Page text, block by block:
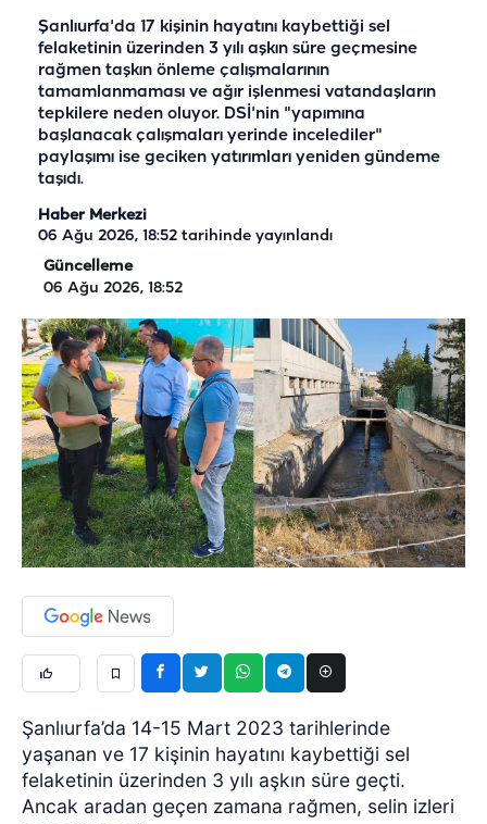
Şanlıurfa'da 17 kişinin hayatını kaybettiği sel
felaketinin üzerinden 3 yılı aşkın süre geçmesine
rağmen taşkın önleme çalışmalarının
tamamlanmaması ve ağır işlenmesi vatandaşların
tepkilere neden oluyor. DSİ'nin "yapımına
başlanacak çalışmaları yerinde incelediler"
paylaşımı ise geciken yatırımları yeniden gündeme
taşıdı.
Haber Merkezi
06 Ağu 2026, 18:52 tarihinde yayınlandı
Güncelleme
06 Ağu 2026, 18:52
Şanlıurfa’da 14-15 Mart 2023 tarihlerinde
yaşanan ve 17 kişinin hayatını kaybettiği sel
felaketinin üzerinden 3 yılı aşkın süre geçti.
Ancak aradan geçen zamana rağmen, selin izleri